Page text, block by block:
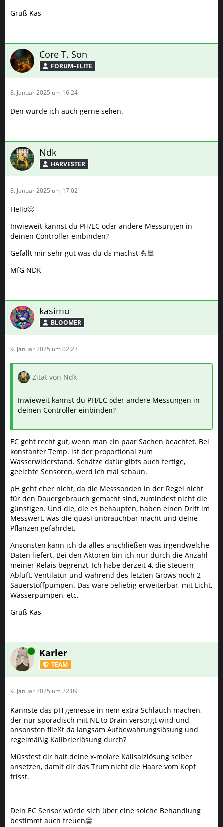
Gruß Kas
Core T. Son
FORUM–ELITE
8. Januar 2025 um 16:24
Den würde ich auch gerne sehen.
Ndk
HARVESTER
8. Januar 2025 um 17:02
Hello🙂
Inwieweit kannst du PH/EC oder andere Messungen in
deinen Controller einbinden?
Gefällt mir sehr gut was du da machst 💪🏻
MfG NDK
kasimo
BLOOMER
9. Januar 2025 um 02:23
Zitat von Ndk
Inwieweit kannst du PH/EC oder andere Messungen in
deinen Controller einbinden?
EC geht recht gut, wenn man ein paar Sachen beachtet. Bei
konstanter Temp. ist der proportional zum
Wasserwiderstand. Schätze dafür gibts auch fertige,
geeichte Sensoren, werd ich mal schaun.
pH geht eher nicht, da die Messsonden in der Regel nicht
für den Dauergebrauch gemacht sind, zumindest nicht die
günstigen. Und die, die es behaupten, haben einen Drift im
Messwert, was die quasi unbrauchbar macht und deine
Pflanzen gefährdet.
Ansonsten kann ich da alles anschließen was irgendwelche
Daten liefert. Bei den Aktoren bin ich nur durch die Anzahl
meiner Relais begrenzt, Ich habe derzeit 4, die steuern
Abluft, Ventilatur und während des letzten Grows noch 2
Sauerstoffpumpen. Das wäre beliebig erweiterbar, mit Licht,
Wasserpumpen, etc.
Gruß Kas
Online Karler
TEAM
9. Januar 2025 um 22:09
Kannste das pH gemesse in nem extra Schlauch machen,
der nur sporadisch mit NL to Drain versorgt wird und
ansonsten fließt da langsam Aufbewahrungslösung und
regelmäßig Kalibrierlösung durch?
Müsstest dir halt deine x-molare Kalisalzlösung selber
ansetzen, damit dir das Trum nicht die Haare vom Kopf
frisst.
Dein EC Sensor würde sich über eine solche Behandlung
bestimmt auch freuen🤗